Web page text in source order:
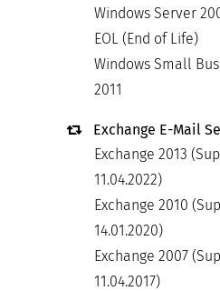
Windows Server
EOL (End of Life)
Windows Small
2011
Exchange E-Mail
Exchange 2013
11.04.2022)
Exchange 2010
14.01.2020)
Exchange 2007
11.04.2017)